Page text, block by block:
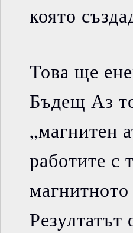
която
Това ще
Бъдещ Аз
„магнитен
работите с